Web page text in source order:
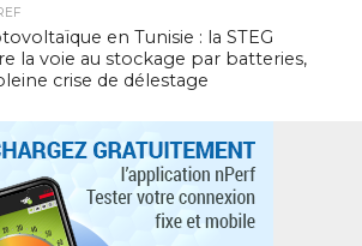
en Tunisie : la STEG
la voie au stockage par batteries,
crise de délestage